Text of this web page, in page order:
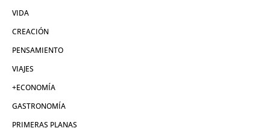
VIDA
CREACIÓN
PENSAMIENTO
VIAJES
+ECONOMÍA
GASTRONOMÍA
PRIMERAS PLANAS